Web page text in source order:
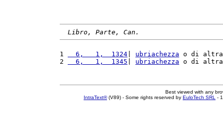
Libro, Parte, Can.
1
  6,   1,  1324
ubriachezza o di
2
  6,   1,  1345
ubriachezza o di
Best viewed with any
IntraText®(V89) - Some rights reserved by EuloTech SRL -